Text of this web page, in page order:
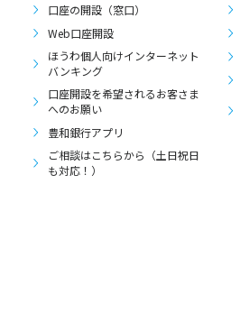
口座の開設（窓口）
Web口座開設
ほうわ個人向けインターネット
バンキング
口座開設を希望されるお客さま
へのお願い
豊和銀行アプリ
ご相談はこちらから（土日祝日
も対応！）